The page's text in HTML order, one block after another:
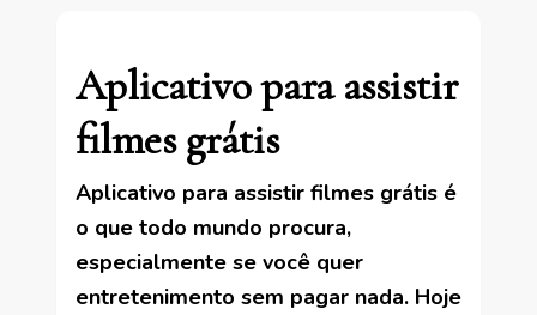
Aplicativo para assistir
filmes grátis
Aplicativo para assistir filmes grátis é
o que todo mundo procura,
especialmente se você quer
entretenimento sem pagar nada. Hoje